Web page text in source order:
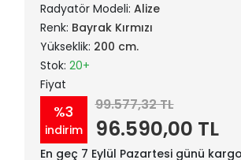
Radyatör Modeli: Alize
Renk: Bayrak Kırmızı
Yükseklik: 200 cm.
Stok: 20+
Fiyat
%3
indirim
99.577,32 TL
96.590,00 TL
En geç 7 Eylül Pazartesi günü